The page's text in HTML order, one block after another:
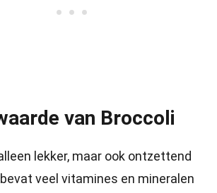
van Broccoli
lekker, maar ook ontzettend
veel vitamines en mineralen